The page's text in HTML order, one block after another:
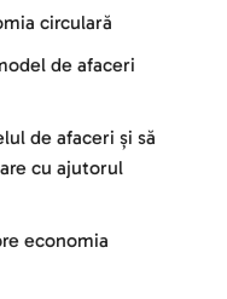
circulară
de afaceri
de afaceri și să
cu ajutorul
economia